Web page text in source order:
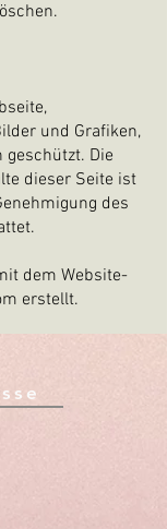
und Grafiken,
Die
dieser Seite ist
des
dem Website-
erstellt.